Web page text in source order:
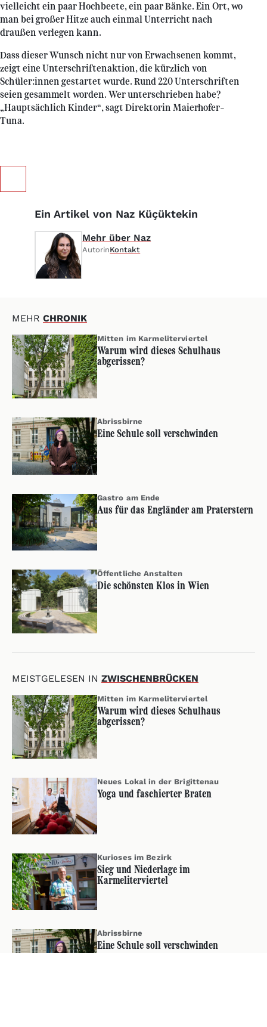
vielleicht ein paar Hochbeete, ein paar Bänke. Ein Ort, wo
man bei großer Hitze auch einmal Unterricht nach
draußen verlegen kann.
Dass dieser Wunsch nicht nur von Erwachsenen kommt,
zeigt eine Unterschriftenaktion, die kürzlich von
Schüler:innen gestartet wurde. Rund 220 Unterschriften
seien gesammelt worden. Wer unterschrieben habe?
„Hauptsächlich Kinder“, sagt Direktorin Maierhofer-
Tuna.
Ein Artikel von Naz Küçüktekin
Mehr über Naz
AutorinKontakt
MEHR CHRONIK
Mitten im Karmeliterviertel
Warum wird dieses Schulhaus
abgerissen?
Abrissbirne
Eine Schule soll verschwinden
Gastro am Ende
Aus für das Engländer am Praterstern
Öffentliche Anstalten
Die schönsten Klos in Wien
MEISTGELESEN IN ZWISCHENBRÜCKEN
Mitten im Karmeliterviertel
Warum wird dieses Schulhaus
abgerissen?
Neues Lokal in der Brigittenau
Yoga und faschierter Braten
Kurioses im Bezirk
Sieg und Niederlage im
Karmeliterviertel
Abrissbirne
Eine Schule soll verschwinden